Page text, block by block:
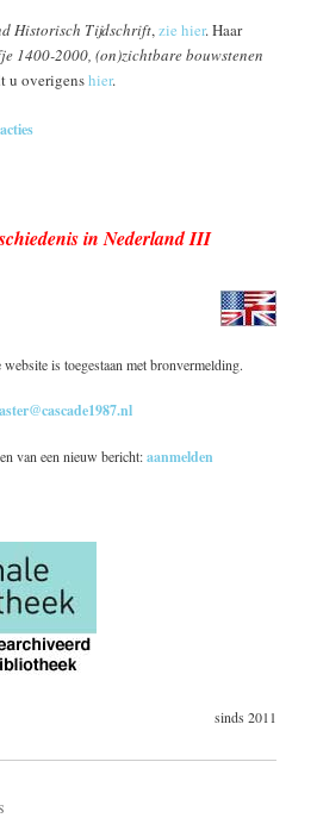
Historisch Tijdschrift,zie hier. Haar
1400-2000, (on)zichtbare bouwstenen
u overigenshier.
in Nederland III
is toegestaan met bronvermelding.
van een nieuw bericht:aanmelden
sinds 2011